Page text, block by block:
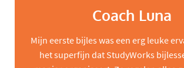
Coach Luna
Mijn eerste bijles was een erg leuke
het superfijn dat StudyWorks